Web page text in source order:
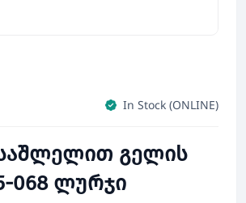
In Stock (ONLINE)
გელის
068 ლურჯი